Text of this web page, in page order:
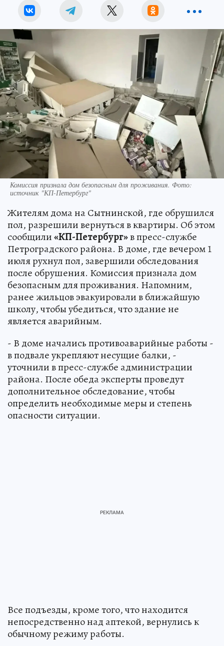
Комиссия признала дом безопасным для проживания. Фото:
источник "КП-Петербург"
Жителям дома на Сытнинской, где обрушился
пол, разрешили вернуться в квартиры. Об этом
сообщили«КП-Петербург»в пресс-службе
Петроградского района. В доме, где вечером 1
июля рухнул пол, завершили обследования
после обрушения. Комиссия признала дом
безопасным для проживания. Напомним,
ранее жильцов эвакуировали в ближайшую
школу, чтобы убедиться, что здание не
является аварийным.
- В доме начались противоаварийные работы -
в подвале укрепляют несущие балки, -
уточнили в пресс-службе администрации
района. После обеда эксперты проведут
дополнительное обследование, чтобы
определить необходимые меры и степень
опасности ситуации.
Все подъезды, кроме того, что находится
непосредственно над аптекой, вернулись к
обычному режиму работы.